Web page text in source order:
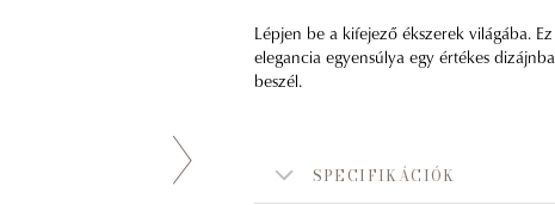
Lépjen be a kifejező ékszerek világába.
elegancia egyensúlya egy értékes
beszél.
SPECIFIKÁCIÓK